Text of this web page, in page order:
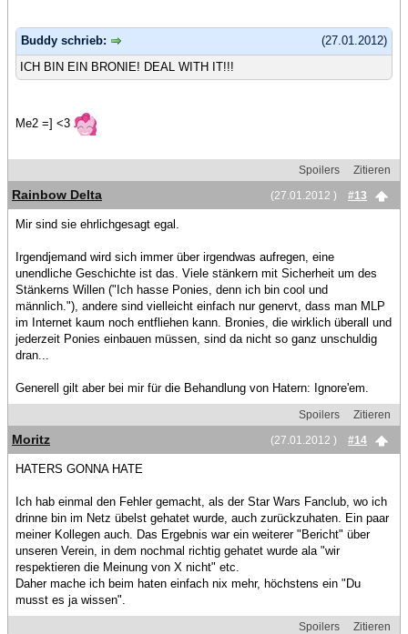
(27.01.2012)
Buddy schrieb:
ICH BIN EIN BRONIE! DEAL WITH IT!!!
Me2 =] <3
Spoilers
Zitieren
(27.01.2012 )
#13
Rainbow Delta
Mir sind sie ehrlichgesagt egal.
Irgendjemand wird sich immer über irgendwas aufregen, eine
unendliche Geschichte ist das. Viele stänkern mit Sicherheit um des
Stänkerns Willen ("Ich hasse Ponies, denn ich bin cool und
männlich."), andere sind vielleicht einfach nur genervt, dass man MLP
im Internet kaum noch entfliehen kann. Bronies, die wirklich überall und
jederzeit Ponies einbauen müssen, sind da nicht so ganz unschuldig
dran...
Generell gilt aber bei mir für die Behandlung von Hatern: Ignore'em.
Spoilers
Zitieren
(27.01.2012 )
#14
Moritz
HATERS GONNA HATE
Ich hab einmal den Fehler gemacht, als der Star Wars Fanclub, wo ich
drinne bin im Netz übelst gehatet wurde, auch zurückzuhaten. Ein paar
meiner Kollegen auch. Das Ergebnis war ein weiterer "Bericht" über
unseren Verein, in dem nochmal richtig gehatet wurde ala "wir
respektieren die Meinung von X nicht" etc.
Daher mache ich beim haten einfach nix mehr, höchstens ein "Du
musst es ja wissen".
Spoilers
Zitieren